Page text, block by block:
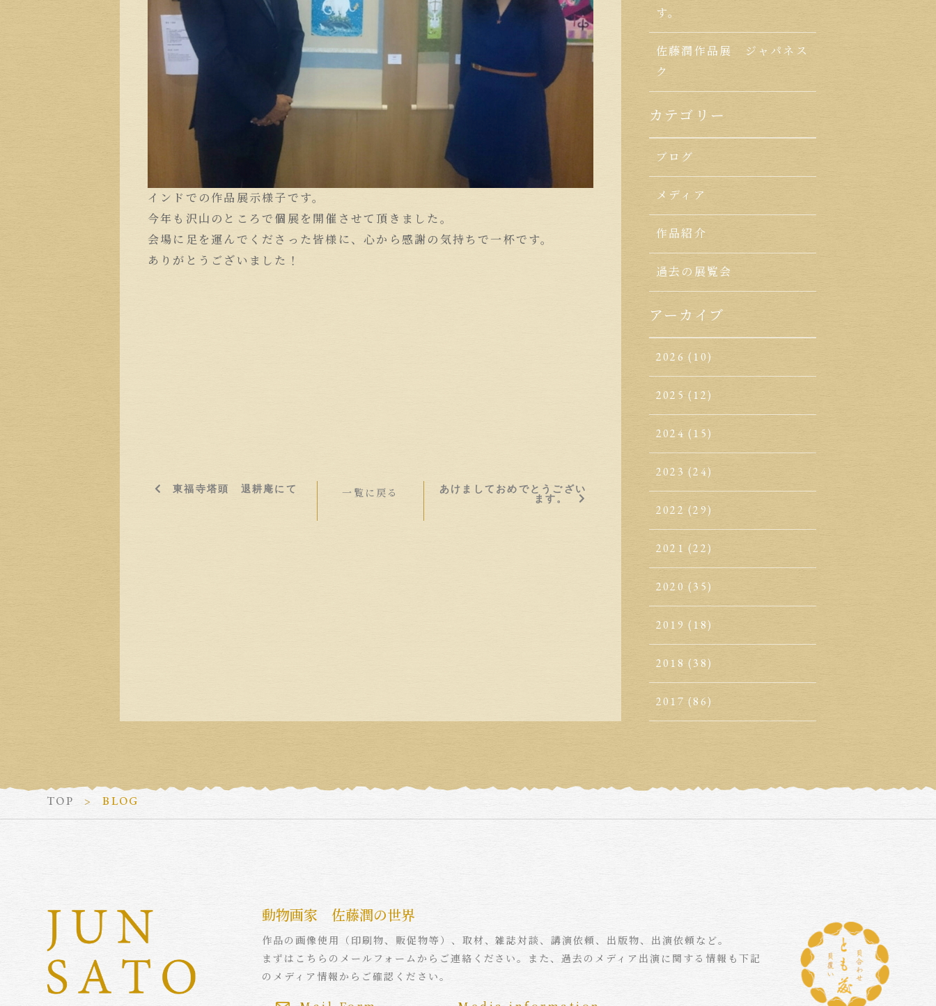
インドでの作品展示様子です。
今年も沢山のところで個展を開催させて頂きました。
会場に足を運んでくださった皆様に、心から感謝の気持ちで一杯です。
ありがとうございました！
東福寺塔頭 退耕庵にて 一覧に戻る
あけましておめでとうござい
ます。
す。
佐藤潤作品展 ジャパネス
ク
カテゴリー
ブログ
メディア
作品紹介
過去の展覧会
アーカイブ
2026 (10)
2025 (12)
2024 (15)
2023 (24)
2022 (29)
2021 (22)
2020 (35)
2019 (18)
2018 (38)
2017 (86)
TOP BLOG
動物画家 佐藤潤の世界
作品の画像使用（印刷物、販促物等）、取材、雑誌対談、講演依頼、出版物、出演依頼など。
まずはこちらのメールフォームからご連絡ください。また、過去のメディア出演に関する情報も下記
のメディア情報からご確認ください。